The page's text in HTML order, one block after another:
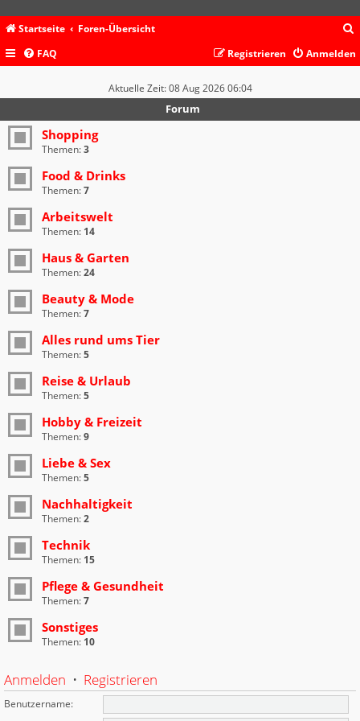
Startseite Foren-Übersicht
c
FAQ Anmelden
Registrieren
Aktuelle Zeit: 08 Aug 2026 06:04
Forum
Shopping
Themen:3
Food & Drinks
Themen:7
Arbeitswelt
Themen: 14
Haus & Garten
Themen:24
Beauty & Mode
Themen:7
Alles rund ums Tier
Themen:5
Reise & Urlaub
Themen:5
Hobby & Freizeit
Themen:9
Liebe & Sex
Themen:5
Nachhaltigkeit
Themen:2
Technik
Themen: 15
Pflege & Gesundheit
Themen:7
Sonstiges
Themen: 10
Anmelden • Registrieren
Benutzername: